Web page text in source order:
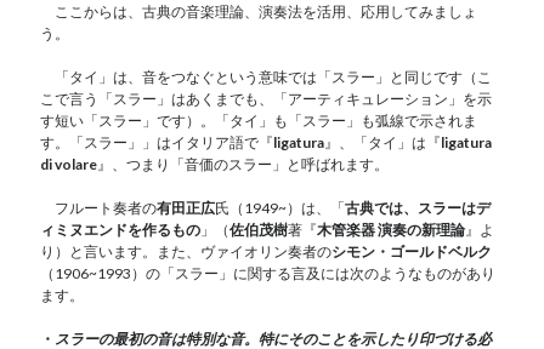
ここからは、古典の音楽理論、演奏法を活用、応用してみましょ
う。
「タイ」は、音をつなぐという意味では「スラー」と同じです（こ
こで言う「スラー」はあくまでも、「アーティキュレーション」を示
す短い「スラー」です）。「タイ」も「スラー」も弧線で示されま
す。「スラー」」はイタリア語で『ligatura 』、「タイ」は『ligatura
di volare 』、つまり「音価のスラー」と呼ばれます。
フルート奏者の有田正広氏（1949~）は、「古典では、スラーはデ
ィミヌエンドを作るもの 」（佐伯茂樹著『木管楽器 演奏の新理論 』よ
り）と言います。また、ヴァイオリン奏者のシモン・ゴールドベルク
（1906~1993）の「スラー」に関する言及には次のようなものがあり
ます。
・ スラーの最初の音は特別な音。特にそのことを示したり印づける必